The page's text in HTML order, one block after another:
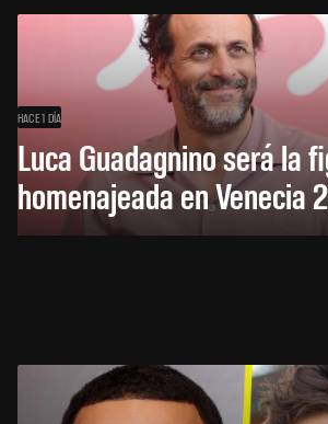
HACE 1 DÍA
Luca Guadagnino será la
homenajeada en Venecia